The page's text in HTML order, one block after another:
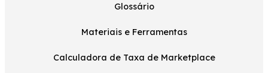
Glossário
Materiais e Ferramentas
Calculadora de Taxa de Marketplace